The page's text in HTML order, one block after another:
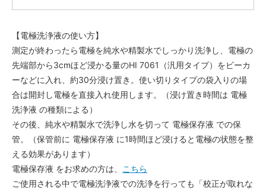
【電極洗浄液の使い方】
測定が終わったら電極を純水や精製水でしっかり洗浄し、電極の
先端部から3cmほど浸かる量のHI 7061（汎用タイプ）をビーカ
ーなどに入れ、約30分浸け置き。使い切りタイプの袋入りの場
合は開封し電極を直接入れ使用します。（浸け置き時間は 電極
洗浄液 の種類による）
その後、純水や精製水で洗浄し水を切って 電極保存液 での保
管。（保管前に 電極保存液 に1時間ほど浸けると電極の状態を整
える効果があります）
電極保存液 をお求めの方は、
こちら
ご使用される中で電極洗浄液での洗浄を行っても「校正が取れな